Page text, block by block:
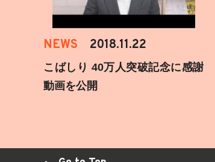
NEWS 2018.11.22
こばしり 40万人突破記念に感謝
動画を公開